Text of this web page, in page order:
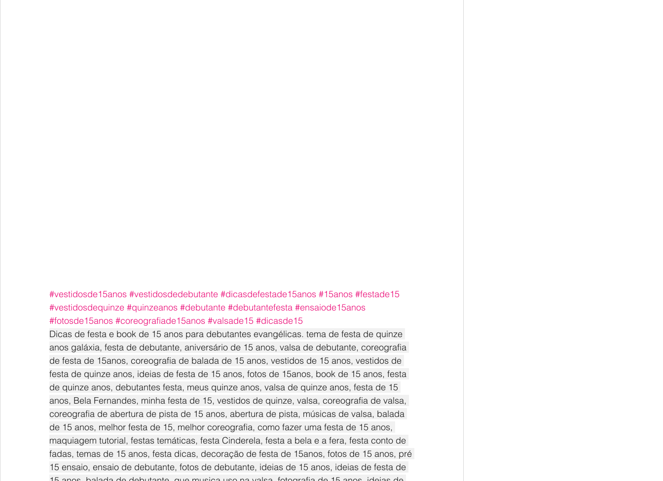
#vestidosde15anos #vestidosdedebutante #dicasdefestade15anos #15anos #festade15
#vestidosdequinze #quinzeanos #debutante #debutantefesta #ensaiode15anos
#fotosde15anos #coreografiade15anos #valsade15 #dicasde15
Dicas de festa e book de 15 anos para debutantes evangélicas. tema de festa de quinze
anos galáxia, festa de debutante, aniversário de 15 anos, valsa de debutante, coreografia
de festa de 15anos, coreografia de balada de 15 anos, vestidos de 15 anos, vestidos de
festa de quinze anos, ideias de festa de 15 anos, fotos de 15anos, book de 15 anos, festa
de quinze anos, debutantes festa, meus quinze anos, valsa de quinze anos, festa de 15
anos, Bela Fernandes, minha festa de 15, vestidos de quinze, valsa, coreografia de valsa,
coreografia de abertura de pista de 15 anos, abertura de pista, músicas de valsa, balada
de 15 anos, melhor festa de 15, melhor coreografia, como fazer uma festa de 15 anos,
maquiagem tutorial, festas temáticas, festa Cinderela, festa a bela e a fera, festa conto de
fadas, temas de 15 anos, festa dicas, decoração de festa de 15anos, fotos de 15 anos, pré
15 ensaio, ensaio de debutante, fotos de debutante, ideias de 15 anos, ideias de festa de